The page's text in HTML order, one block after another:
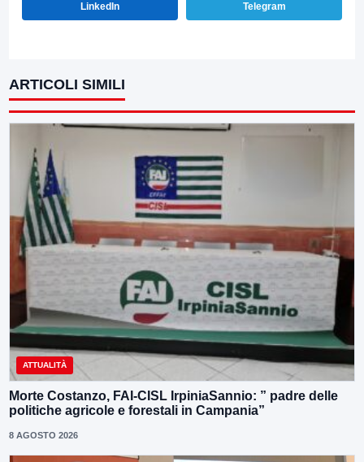
LinkedIn Telegram
ARTICOLI SIMILI
ATTUALITÀ
Morte Costanzo, FAI-CISL IrpiniaSannio: ” padre delle
politiche agricole e forestali in Campania”
8 AGOSTO 2026